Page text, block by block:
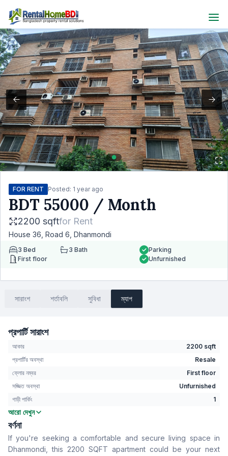
FOR RENT Posted: 1 year ago
BDT 55000 / Month
2200 sqftfor Rent
House 36, Road 6, Dhanmondi
3 Bed 3 Bath
First floor
Parking
Unfurnished
সারাংশ শর্তাবলি সুবিধা ম্যাপ
প্রপার্টি সারাংশ
আকার
2200 sqft
প্রপার্টির অবস্থা
Resale
ফ্লোর নম্বর
First floor
সজ্জিত অবস্থা
Unfurnished
গাড়ী পার্কিং
1
বেডরুম
বাথরুম
বসার রুম
Yes
Drawing Room
Yes
আরো দেখুন
বর্ণনা
If you're seeking a comfortable and secure living space in
Dhanmondi, this 2200 SQFT apartment could be your next